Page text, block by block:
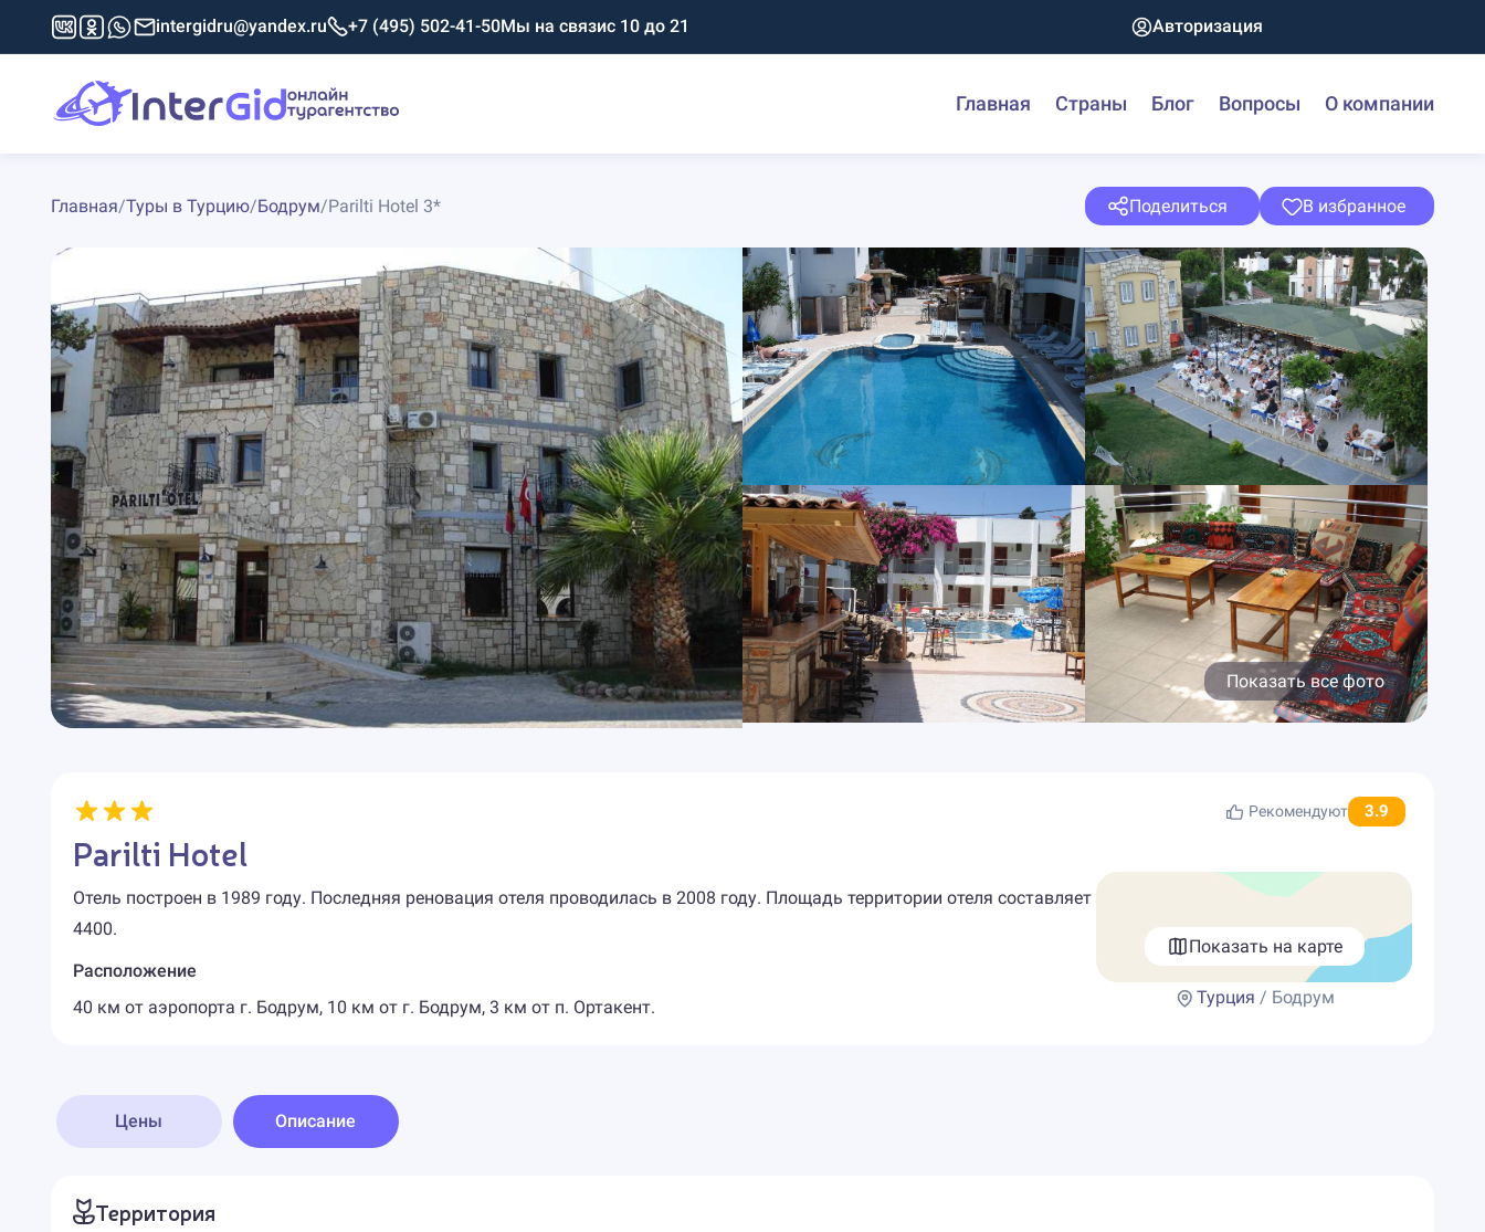
intergidru@yandex.ru +7 (495) 502-41-50Мы на связис 10 до 21 Авторизация
Главная Страны Блог Вопросы О компании
Главная/Туры в Турцию/Бодрум/Parilti Hotel 3* Поделиться В избранное
Показать все фото
Рекомендуют 3.9
Parilti Hotel
Отель построен в 1989 году. Последняя реновация отеля проводилась в 2008 году. Площадь территории отеля составляет
4400.
Расположение
40 км от аэропорта г. Бодрум, 10 км от г. Бодрум, 3 км от п. Ортакент.
Показать на карте
Турция / Бодрум
Цены Описание
Территория